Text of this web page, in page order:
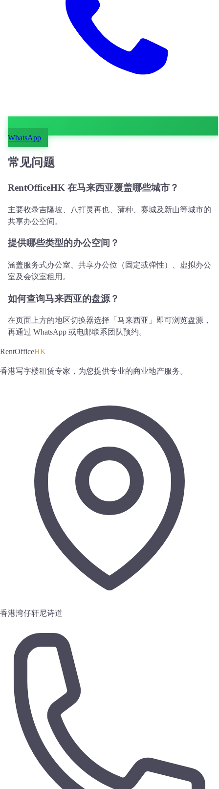
WhatsApp
常见问题
RentOfficeHK 在马来西亚覆盖哪些城市？
主要收录吉隆坡、八打灵再也、蒲种、赛城及新山等城市的
共享办公空间。
提供哪些类型的办公空间？
涵盖服务式办公室、共享办公位（固定或弹性）、虚拟办公
室及会议室租用。
如何查询马来西亚的盘源？
在页面上方的地区切换器选择「马来西亚」即可浏览盘源，
再通过 WhatsApp 或电邮联系团队预约。
RentOfficeHK
香港写字楼租赁专家，为您提供专业的商业地产服务。
香港湾仔轩尼诗道